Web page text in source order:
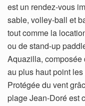
est un rendez-vous
sable, volley-ball et
tout comme la
ou de stand-up
Aquazilla, composée
au plus haut point
Protégée du vent
plage Jean-Doré est